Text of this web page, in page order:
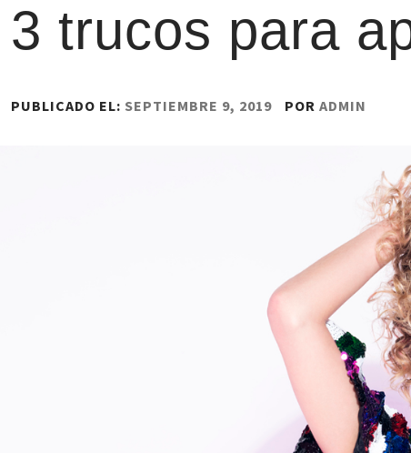
3 trucos para
PUBLICADO EL: SEPTIEMBRE 9, 2019 POR ADMIN